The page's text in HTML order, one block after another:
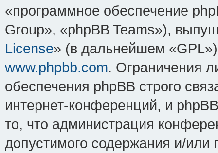
«программное обеспечение
Group», «phpBB Teams»),
License» (в дальнейшем
www.phpbb.com. Ограничения
обеспечения phpBB строго
интернет-конференций, и
то, что администрация
допустимого содержания и/